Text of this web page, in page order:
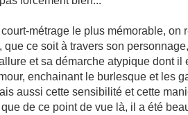
métrage le plus mémorable, on
ce soit à travers son
et sa démarche atypique dont il
enchainant le burlesque et les
aussi cette sensibilité et cette
de ce point de vue là, il a été